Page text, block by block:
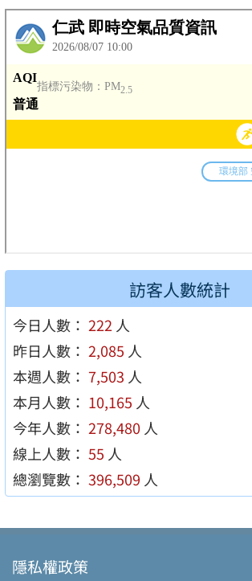
訪客人數統計
今日人數： 222 人
昨日人數： 2,085 人
本週人數： 7,503 人
本月人數： 10,165 人
今年人數： 278,480 人
線上人數： 55 人
總瀏覽數： 396,509 人
隱私權政策